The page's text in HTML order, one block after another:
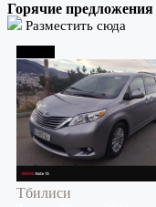
Горячие предложения
Разместить сюда
Тбилиси